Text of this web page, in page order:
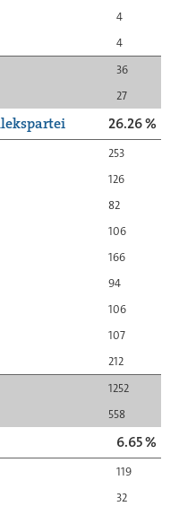
4
4
36
27
26.26 %
253
126
82
106
166
94
106
107
212
1252
558
6.65 %
119
32